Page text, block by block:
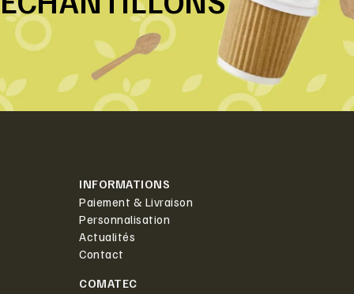
INFORMATIONS
Paiement & Livraison
Personnalisation
Actualités
Contact
COMATEC